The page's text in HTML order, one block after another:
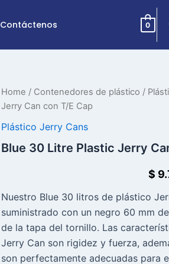
Contáctenos 0
Home / Contenedores de plástico /
Jerry Can con T/E Cap
Plástico Jerry Cans
Blue 30 Litre Plastic Jerry
$
Nuestro Blue 30 litros de plástico
suministrado con un negro 60 mm
de la tapa del tornillo. Las
Jerry Can son rigidez y fuerza,
son perfectamente adecuadas para
Blue
30
Plastic
Can
de
Cap